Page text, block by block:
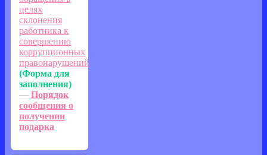
целях
склонения
работника к
совершению
коррупционных
правонарушений
(Форма для
заполнения)
— Порядок
сообщения о
получении
подарка